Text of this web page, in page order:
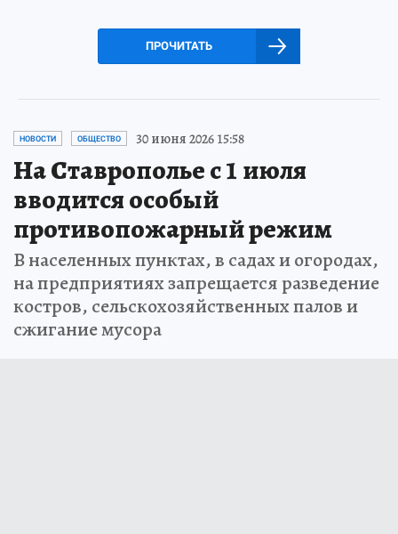
ПРОЧИТАТЬ
НОВОСТИ ОБЩЕСТВО 30 июня 2026 15:58
На Ставрополье с 1 июля
вводится особый
противопожарный режим
В населенных пунктах, в садах и огородах,
на предприятиях запрещается разведение
костров, сельскохозяйственных палов и
сжигание мусора